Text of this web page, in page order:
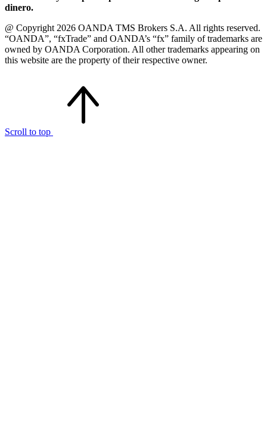
dinero.
@ Copyright 2026 OANDA TMS Brokers S.A. All rights reserved.
“OANDA”, “fxTrade” and OANDA’s “fx” family of trademarks are
owned by OANDA Corporation. All other trademarks appearing on
this website are the property of their respective owner.
Scroll to top